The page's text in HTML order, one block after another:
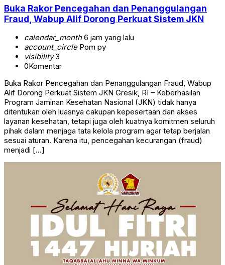
Buka Rakor Pencegahan dan Penanggulangan
Fraud, Wabup Alif Dorong Perkuat Sistem JKN
calendar_month6 jam yang lalu
account_circlePom py
visibility3
0Komentar
Buka Rakor Pencegahan dan Penanggulangan Fraud, Wabup
Alif Dorong Perkuat Sistem JKN Gresik, RI – Keberhasilan
Program Jaminan Kesehatan Nasional (JKN) tidak hanya
ditentukan oleh luasnya cakupan kepesertaan dan akses
layanan kesehatan, tetapi juga oleh kuatnya komitmen seluruh
pihak dalam menjaga tata kelola program agar tetap berjalan
sesuai aturan. Karena itu, pencegahan kecurangan (fraud)
menjadi […]